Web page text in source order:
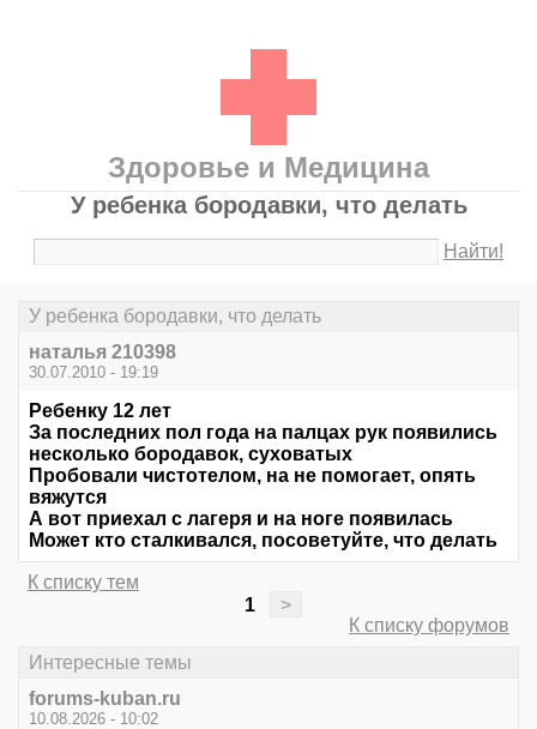
Здоровье и Медицина
У ребенка бородавки, что делать
Найти!
У ребенка бородавки, что делать
наталья 210398
30.07.2010 - 19:19
Ребенку 12 лет
За последних пол года на палцах рук появились
несколько бородавок, суховатых
Пробовали чистотелом, на не помогает, опять
вяжутся
А вот приехал с лагеря и на ноге появилась
Может кто сталкивался, посоветуйте, что делать
К списку тем
1
>
К списку форумов
Интересные темы
forums-kuban.ru
10.08.2026 - 10:02